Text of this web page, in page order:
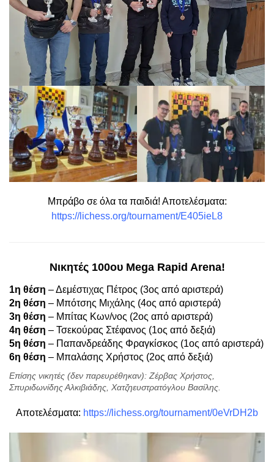
Μπράβο σε όλα τα παιδιά! Αποτελέσματα:
https://lichess.org/tournament/E405ieL8
Νικητές 100ου Mega Rapid Arena!
1η θέση – Δεμέστιχας Πέτρος (3ος από αριστερά)
2η θέση – Μπότσης Μιχάλης (4ος από αριστερά)
3η θέση – Μπίτας Κων/νος (2ος από αριστερά)
4η θέση – Τσεκούρας Στέφανος (1ος από δεξιά)
5η θέση – Παπανδρεάδης Φραγκίσκος (1ος από αριστερά)
6η θέση – Μπαλάσης Χρήστος (2ος από δεξιά)
Επίσης νικητές (δεν παρευρέθηκαν): Ζέρβας Χρήστος,
Σπυριδωνίδης Αλκιβιάδης, Χατζηευστρατόγλου Βασίλης.
Αποτελέσματα: https://lichess.org/tournament/0eVrDH2b